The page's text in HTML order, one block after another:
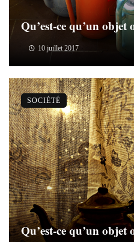
Qu’est-ce qu’un
10 juillet 2017
Qu’est-ce qu’un
SOCIÉTÉ